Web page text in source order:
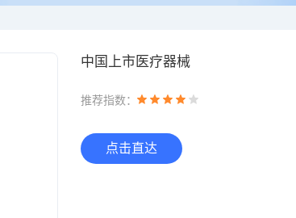
中国上市医疗器械
推荐指数：
点击直达